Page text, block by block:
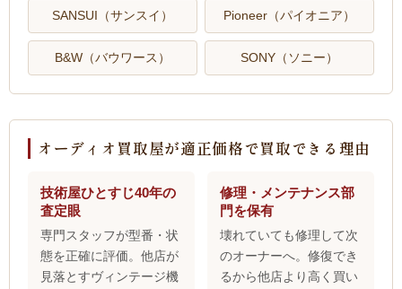
SANSUI（サンスイ） Pioneer（パイオニア）
B&W（バウワース） SONY（ソニー）
オーディオ買取屋が適正価格で買取できる理由
技術屋ひとすじ40年の
査定眼
専門スタッフが型番・状
態を正確に評価。他店が
見落とすヴィンテージ機
修理・メンテナンス部
門を保有
壊れていても修理して次
のオーナーへ。修復でき
るから他店より高く買い